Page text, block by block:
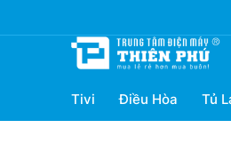
Tivi Điều Hòa Tủ